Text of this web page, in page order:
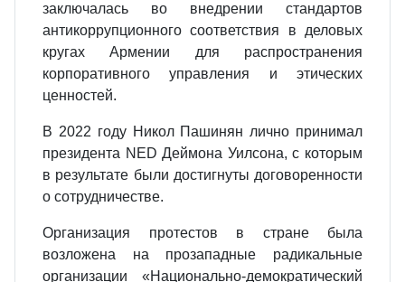
заключалась во внедрении стандартов
антикоррупционного соответствия в деловых
кругах Армении для распространения
корпоративного управления и этических
ценностей.
В 2022 году Никол Пашинян лично принимал
президента NED Деймона Уилсона, с которым
в результате были достигнуты договоренности
о сотрудничестве.
Организация протестов в стране была
возложена на прозападные радикальные
организации «Национально-демократический